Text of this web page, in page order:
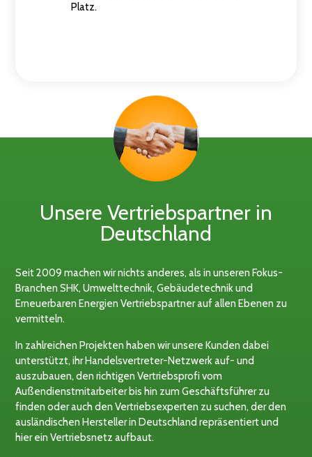
Platz.
Unsere Vertriebspartner in
Deutschland
Seit 2009 machen wir nichts anderes, als in unseren Fokus-
Branchen SHK, Umwelttechnik, Gebäudetechnik und
Erneuerbaren Energien Vertriebspartner auf allen Ebenen zu
vermitteln.
In zahlreichen Projekten haben wir unsere Kunden dabei
unterstützt, ihr Handelsvertreter-Netzwerk auf- und
auszubauen, den richtigen Vertriebsprofi vom
Außendienstmitarbeiter bis hin zum Geschäftsführer zu
finden oder auch den Vertriebsexperten zu suchen, der den
ausländischen Hersteller in Deutschland repräsentiert und
hier ein Vertriebsnetz aufbaut.